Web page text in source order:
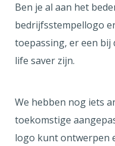
Ben je al aan het
bedrijfsstempellogo
toepassing, er een bij
life saver zijn.
We hebben nog iets
toekomstige
logo kunt ontwerpen